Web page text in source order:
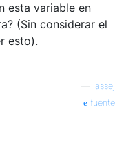
esta variable en
(Sin considerar el
esto).
lassej
fuente